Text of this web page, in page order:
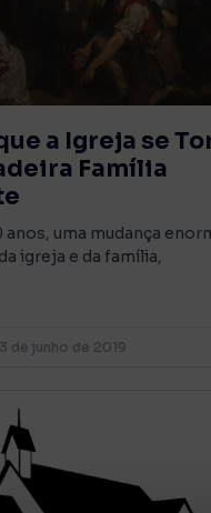
a Igreja se
Família
uma mudança
igreja e da família,
3 de junho de 2019